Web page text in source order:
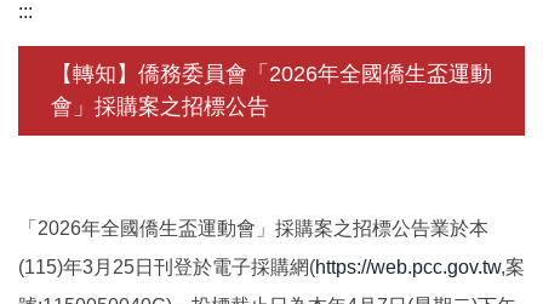
關於我們
未來學生
在校須知
國際鏈結
:::
【轉知】僑務委員會「2026年全國僑生盃運動
會」採購案之招標公告
「2026年全國僑生盃運動會」採購案之招標公告業於本
(115)年3月25日刊登於電子採購網(https://web.pcc.gov.tw,案